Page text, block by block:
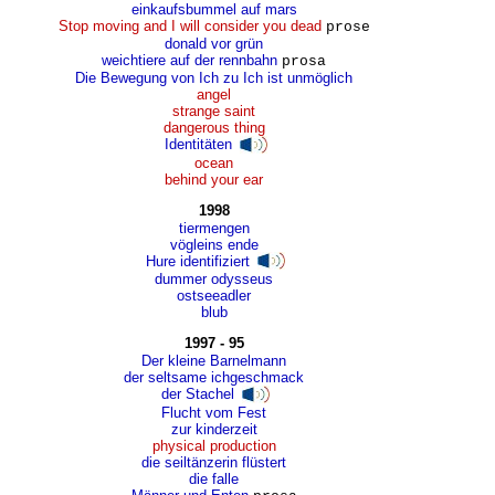
einkaufsbummel auf mars
Stop moving and I will consider you dead prose
donald vor grün
weichtiere auf der rennbahn prosa
Die Bewegung von Ich zu Ich ist unmöglich
angel
strange saint
dangerous thing
Identitäten
ocean
behind your ear
1998
tiermengen
vögleins ende
Hure identifiziert
dummer odysseus
ostseeadler
blub
1997 - 95
Der kleine Barnelmann
der seltsame ichgeschmack
der Stachel
Flucht vom Fest
zur kinderzeit
physical production
die seiltänzerin flüstert
die falle